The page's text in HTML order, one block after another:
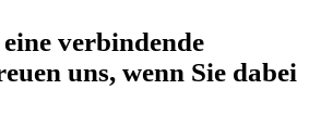
verbindende
uns, wenn Sie dabei